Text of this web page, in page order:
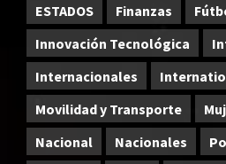
ESTADOS
Finanzas
Innovación Tecnológica
Internacionales
Movilidad y Transporte
Nacional
Nacionales